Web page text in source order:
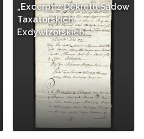
„Excerpt z Dekretu Sądow
Taxatorskich
Exdywizorskich..."